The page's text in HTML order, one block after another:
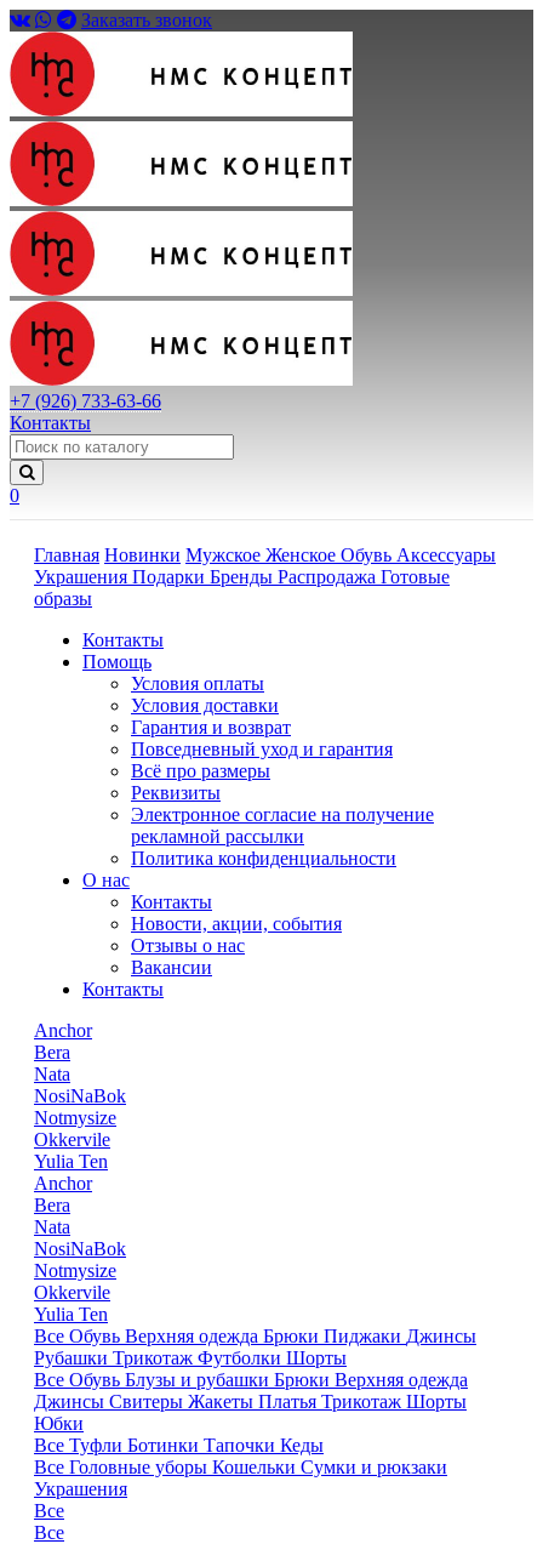
Заказать звонок
+7 (926) 733-63-66
Контакты
0
Главная Новинки Мужское Женское Обувь Аксессуары
Украшения Подарки Бренды Распродажа Готовые
образы
Контакты
Помощь
Условия оплаты
Условия доставки
Гарантия и возврат
Повседневный уход и гарантия
Всё про размеры
Реквизиты
Электронное согласие на получение
рекламной рассылки
Политика конфиденциальности
О нас
Контакты
Новости, акции, события
Отзывы о нас
Вакансии
Контакты
Anchor
Bera
Nata
NosiNaBok
Notmysize
Okkervile
Yulia Ten
Anchor
Bera
Nata
NosiNaBok
Notmysize
Okkervile
Yulia Ten
Все Обувь Верхняя одежда Брюки Пиджаки Джинсы
Рубашки Трикотаж Футболки Шорты
Все Обувь Блузы и рубашки Брюки Верхняя одежда
Джинсы Свитеры Жакеты Платья Трикотаж Шорты
Юбки
Все Туфли Ботинки Тапочки Кеды
Все Головные уборы Кошельки Сумки и рюкзаки
Украшения
Все
Все